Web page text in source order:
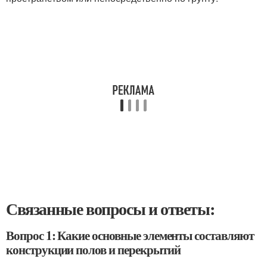
Связанные вопросы и ответы:
Вопрос 1: Какие основные элементы составляют
конструкции полов и перекрытий